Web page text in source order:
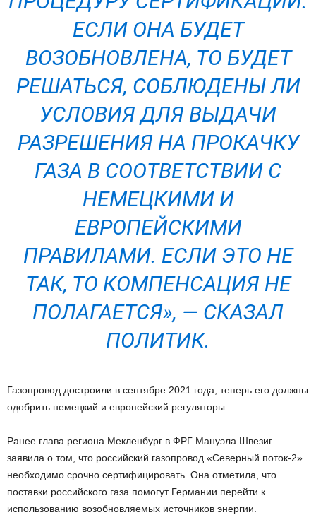
ЕСЛИ ОНА БУДЕТ
ВОЗОБНОВЛЕНА, ТО БУДЕТ
РЕШАТЬСЯ, СОБЛЮДЕНЫ ЛИ
УСЛОВИЯ ДЛЯ ВЫДАЧИ
РАЗРЕШЕНИЯ НА ПРОКАЧКУ
ГАЗА В СООТВЕТСТВИИ С
НЕМЕЦКИМИ И
ЕВРОПЕЙСКИМИ
ПРАВИЛАМИ. ЕСЛИ ЭТО НЕ
ТАК, ТО КОМПЕНСАЦИЯ НЕ
ПОЛАГАЕТСЯ», — СКАЗАЛ
ПОЛИТИК.
Газопровод достроили в сентябре 2021 года, теперь его должны
одобрить немецкий и европейский регуляторы.
Ранее глава региона Мекленбург в ФРГ Мануэла Швезиг
заявила о том, что российский газопровод «Северный поток-2»
необходимо срочно сертифицировать. Она отметила, что
поставки российского газа помогут Германии перейти к
использованию возобновляемых источников энергии.